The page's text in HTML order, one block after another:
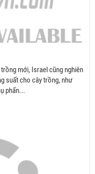
mới, Israel cũng nghiên
suất cho cây trồng, như
phấn...